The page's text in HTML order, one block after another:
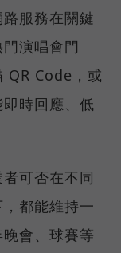
服務在關鍵
演唱會門
QR Code，或
時回應、低
可否在不同
都能維持一
會、球賽等